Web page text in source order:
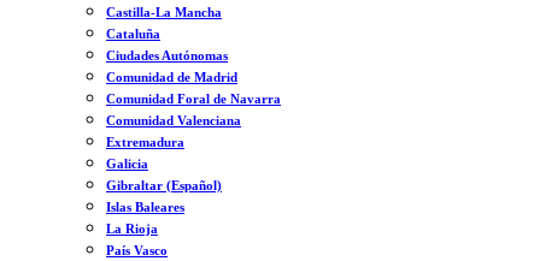
Castilla-La Mancha
Cataluña
Ciudades Autónomas
Comunidad de Madrid
Comunidad Foral de Navarra
Comunidad Valenciana
Extremadura
Galicia
Gibraltar (Español)
Islas Baleares
La Rioja
País Vasco